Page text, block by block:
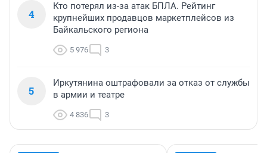
4
Кто потерял из-за атак БПЛА. Рейтинг
крупнейших продавцов маркетплейсов из
Байкальского региона
5 976 3
5
Иркутянина оштрафовали за отказ от службы
в армии и театре
4 836 3